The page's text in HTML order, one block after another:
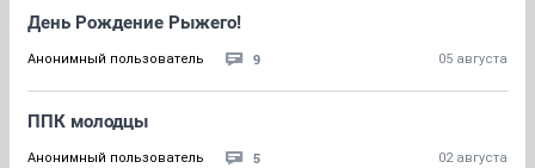
День Рождение Рыжего!
Анонимный пользователь 9 05 августа
ППК молодцы
Анонимный пользователь 5 02 августа